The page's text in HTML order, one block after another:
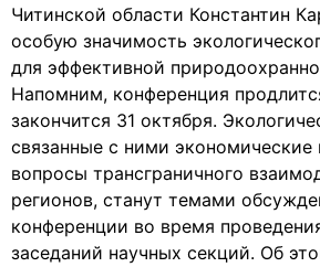
Читинской области Константин
особую значимость
для эффективной
Напомним, конференция
закончится 31 октября.
связанные с ними экономические
вопросы трансграничного
регионов, станут темами
конференции во время
заседаний научных секций. Об